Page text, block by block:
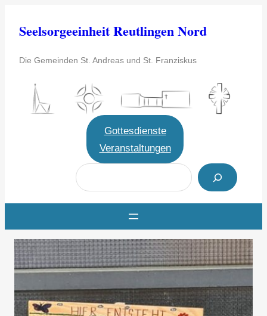
InhaltSeelsorgeeinheit Reutlingen Nord
Die Gemeinden St. Andreas und St. Franziskus
Gottesdienste
Veranstaltungen
S
u
c
e
n